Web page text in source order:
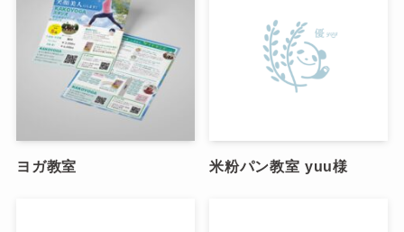
ヨガ教室 米粉パン教室 yuu様